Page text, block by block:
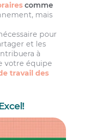
comme
mais
pour
et les
à
votre équipe
travail des